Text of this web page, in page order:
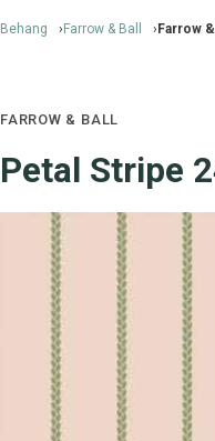
Behang Farrow & Ball Farrow
FARROW & BALL
Petal Stripe